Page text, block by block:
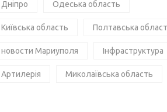
Дніпро Одеська область
Київська область Полтавська
новости Мариуполя Інфраструктура
Артилерія Миколаївська область